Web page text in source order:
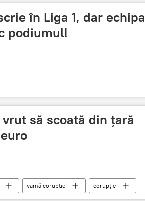
în Liga 1, dar echipa
podiumul!
să scoată din țară
vamă corupţie corupție